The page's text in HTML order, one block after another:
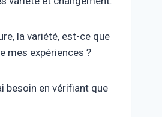
la variété, est-ce que
mes expériences ?
besoin en vérifiant que